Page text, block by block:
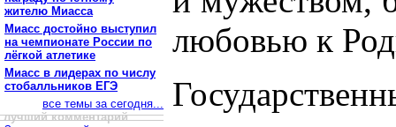
жителю Миасса
Миасс достойно выступил
на чемпионате России по
лёгкой атлетике
Миасс в лидерах по числу
стобалльников ЕГЭ
все темы за сегодня...
лучший комментарий
любовью к